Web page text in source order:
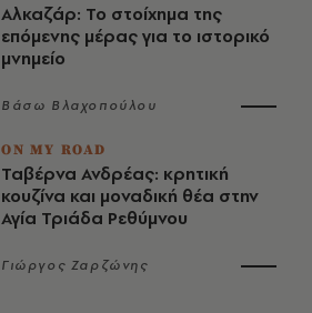
Αλκαζάρ: Το στοίχημα της
επόμενης μέρας για το ιστορικό
μνημείο
Βάσω Βλαχοπούλου
ON MY ROAD
Ταβέρνα Ανδρέας: κρητική
κουζίνα και μοναδική θέα στην
Αγία Τριάδα Ρεθύμνου
Γιώργος Ζαρζώνης